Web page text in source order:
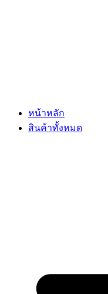
หน้าหลัก
สินค้าทั้งหมด